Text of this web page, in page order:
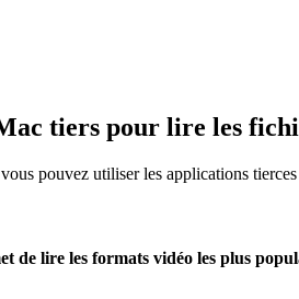
tiers pour lire les
pouvez utiliser les applications
de lire les formats vidéo les plus